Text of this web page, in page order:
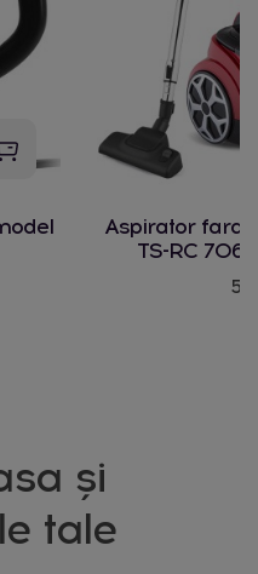
Aspirator fara
TS-RC 706
și
tale